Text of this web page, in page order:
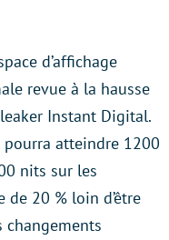
d’affichage
revue à la hausse
leaker Instant Digital.
pourra atteindre 1200
nits sur les
de 20 % loin d’être
changements